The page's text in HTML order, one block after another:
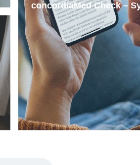
concordiaMed Check –